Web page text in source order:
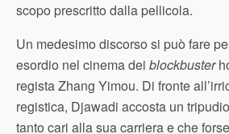
scopo prescritto dalla pellicola.
Un medesimo discorso si può fare
esordio nel cinema dei blockbuster
regista Zhang Yimou. Di fronte
registica, Djawadi accosta un
tanto cari alla sua carriera e che